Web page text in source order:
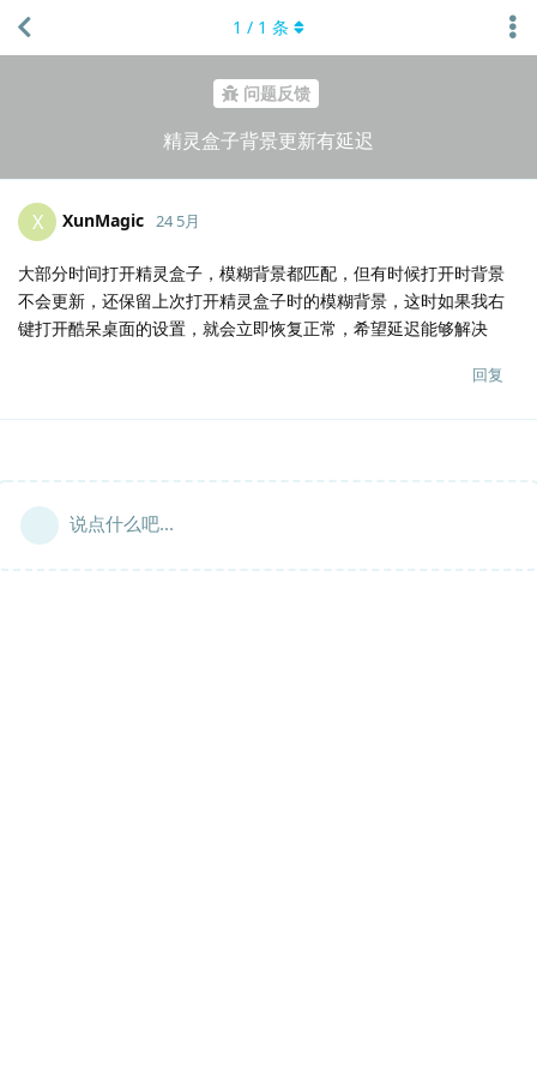
问题反馈
精灵盒子背景更新有延迟
1 / 1 条
X XunMagic 24 5月
大部分时间打开精灵盒子，模糊背景都匹配，但有时候打开时背景
不会更新，还保留上次打开精灵盒子时的模糊背景，这时如果我右
键打开酷呆桌面的设置，就会立即恢复正常，希望延迟能够解决
回复
说点什么吧...